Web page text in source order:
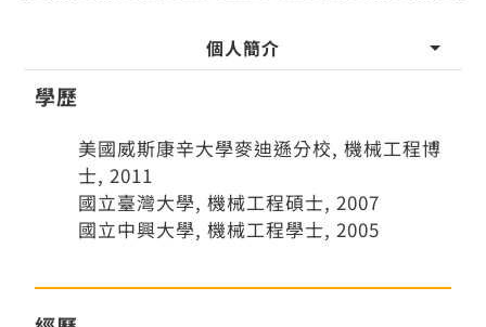
個人簡介
學歷
美國威斯康辛大學麥迪遜分校, 機械工程博
士, 2011
國立臺灣大學, 機械工程碩士, 2007
國立中興大學, 機械工程學士, 2005